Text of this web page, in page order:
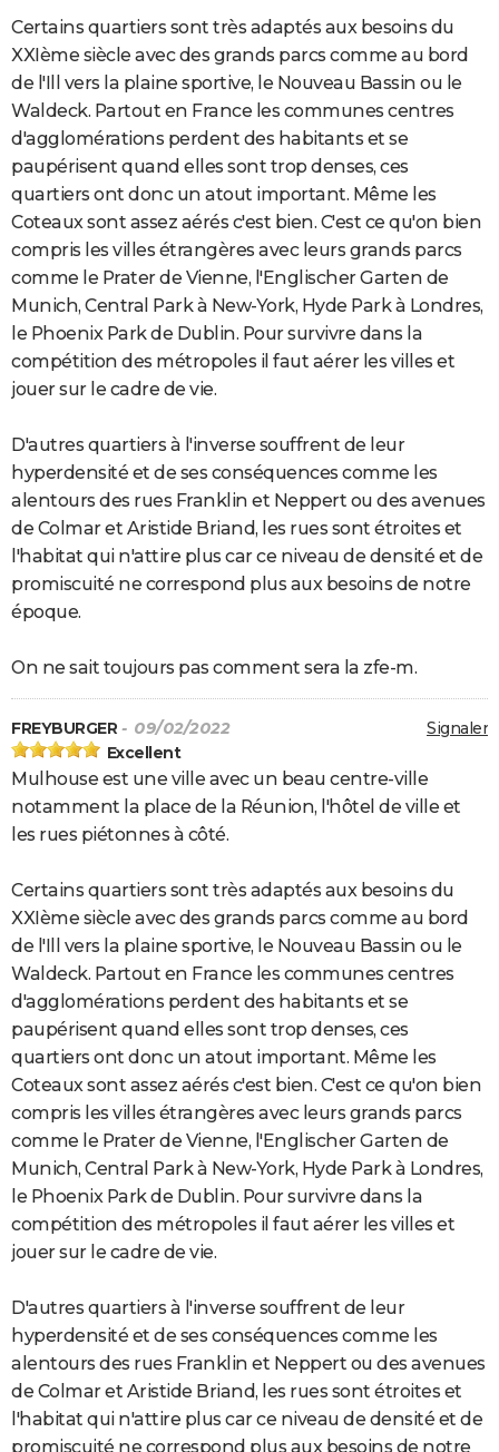
Certains quartiers sont très adaptés aux besoins du
XXIème siècle avec des grands parcs comme au bord
de l'Ill vers la plaine sportive, le Nouveau Bassin ou le
Waldeck. Partout en France les communes centres
d'agglomérations perdent des habitants et se
paupérisent quand elles sont trop denses, ces
quartiers ont donc un atout important. Même les
Coteaux sont assez aérés c'est bien. C'est ce qu'on bien
compris les villes étrangères avec leurs grands parcs
comme le Prater de Vienne, l'Englischer Garten de
Munich, Central Park à New-York, Hyde Park à Londres,
le Phoenix Park de Dublin. Pour survivre dans la
compétition des métropoles il faut aérer les villes et
jouer sur le cadre de vie.
D'autres quartiers à l'inverse souffrent de leur
hyperdensité et de ses conséquences comme les
alentours des rues Franklin et Neppert ou des avenues
de Colmar et Aristide Briand, les rues sont étroites et
l'habitat qui n'attire plus car ce niveau de densité et de
promiscuité ne correspond plus aux besoins de notre
époque.
On ne sait toujours pas comment sera la zfe-m.
Signaler
FREYBURGER - 09/02/2022
Excellent
Mulhouse est une ville avec un beau centre-ville
notamment la place de la Réunion, l'hôtel de ville et
les rues piétonnes à côté.
Certains quartiers sont très adaptés aux besoins du
XXIème siècle avec des grands parcs comme au bord
de l'Ill vers la plaine sportive, le Nouveau Bassin ou le
Waldeck. Partout en France les communes centres
d'agglomérations perdent des habitants et se
paupérisent quand elles sont trop denses, ces
quartiers ont donc un atout important. Même les
Coteaux sont assez aérés c'est bien. C'est ce qu'on bien
compris les villes étrangères avec leurs grands parcs
comme le Prater de Vienne, l'Englischer Garten de
Munich, Central Park à New-York, Hyde Park à Londres,
le Phoenix Park de Dublin. Pour survivre dans la
compétition des métropoles il faut aérer les villes et
jouer sur le cadre de vie.
D'autres quartiers à l'inverse souffrent de leur
hyperdensité et de ses conséquences comme les
alentours des rues Franklin et Neppert ou des avenues
de Colmar et Aristide Briand, les rues sont étroites et
l'habitat qui n'attire plus car ce niveau de densité et de
promiscuité ne correspond plus aux besoins de notre